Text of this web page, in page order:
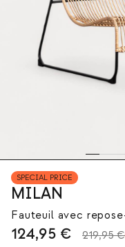
SPECIAL PRICE
MILAN
Fauteuil avec
124,95 € 219,95 €